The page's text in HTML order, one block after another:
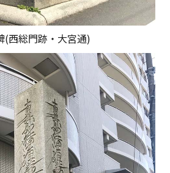
(西総門跡・大宮通)